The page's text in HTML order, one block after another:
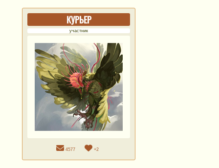
КУРЬЕР
участник
4577 +2